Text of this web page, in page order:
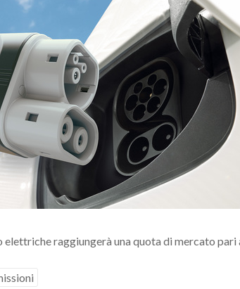
raggiungerà una quota di mercato pari